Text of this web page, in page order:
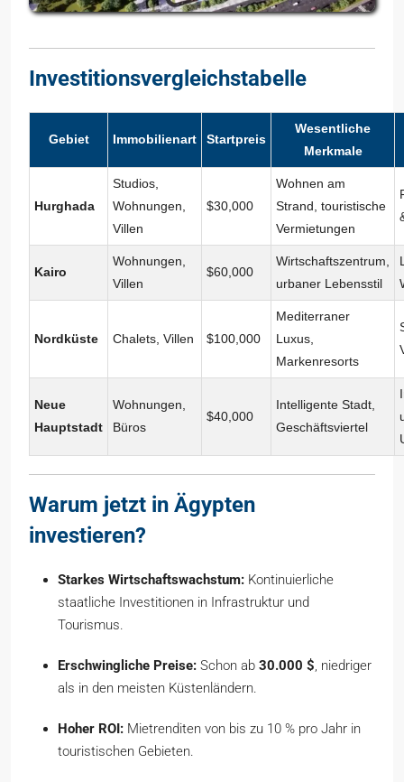
Investitionsvergleichstabelle
Gebiet Immobilienart Startpreis
Wesentliche
Merkmale
Hurghada
Studios,
Wohnungen,
Villen
$30,000
Wohnen am
Strand, touristische
Vermietungen
Kairo
Wohnungen,
Villen
$60,000
Wirtschaftszentrum,
urbaner Lebensstil
Nordküste Chalets, Villen $100,000
Mediterraner
Luxus,
Markenresorts
Neue
Hauptstadt
Wohnungen,
Büros
$40,000
Intelligente Stadt,
Geschäftsviertel
Warum jetzt in Ägypten
investieren?
Starkes Wirtschaftswachstum: Kontinuierliche
staatliche Investitionen in Infrastruktur und
Tourismus.
Erschwingliche Preise: Schon ab 30.000 $, niedriger
als in den meisten Küstenländern.
Hoher ROI: Mietrenditen von bis zu 10 % pro Jahr in
touristischen Gebieten.